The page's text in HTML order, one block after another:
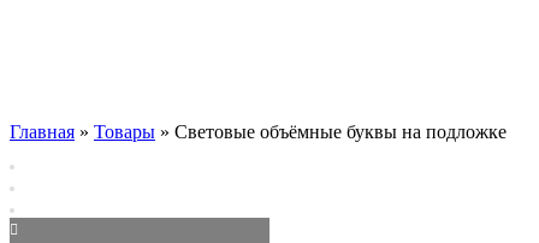
Главная » Товары » Световые объёмные буквы на подложке